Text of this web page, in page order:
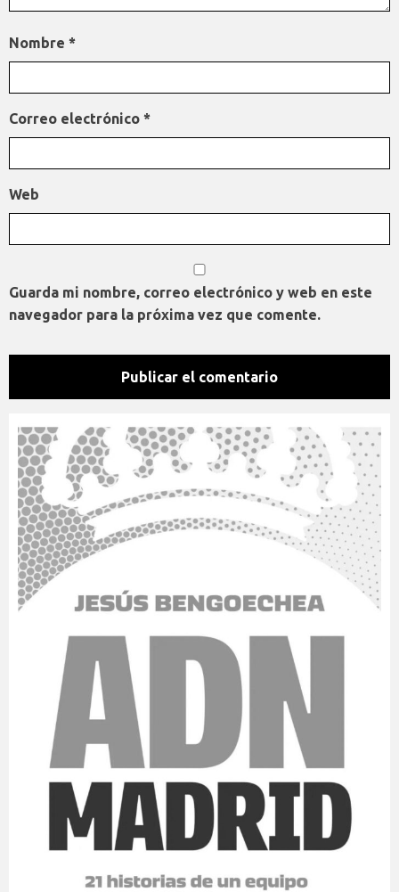
Nombre *
Correo electrónico *
Web
Guarda mi nombre, correo electrónico y web en este
navegador para la próxima vez que comente.